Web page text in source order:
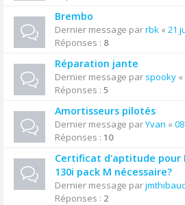
Brembo
Dernier message parrbk « 21
Réponses : 8
Réparation jante
Dernier message par spooky «
Réponses : 5
Amortisseurs pilotés
Dernier message parYvan «
Réponses : 10
Certificat d'aptitude pour
130i pack M nécessaire?
Dernier message par
Réponses : 2